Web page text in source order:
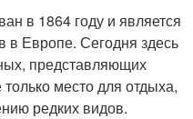
в 1864 году и является
в Европе. Сегодня здесь
представляющих
место для отдыха,
редких видов.